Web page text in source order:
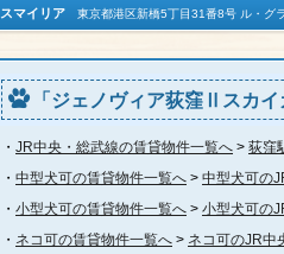
スマイリア 東京都港区新橋5丁目31番8号 ル・
「ジェノヴィア荻窪Ⅱスカ
・ JR中央・総武線の賃貸物件一覧へ > 荻窪
・ 中型犬可の賃貸物件一覧へ > 中型犬可の
・ 小型犬可の賃貸物件一覧へ > 小型犬可の
・ ネコ可の賃貸物件一覧へ > ネコ可のJR中